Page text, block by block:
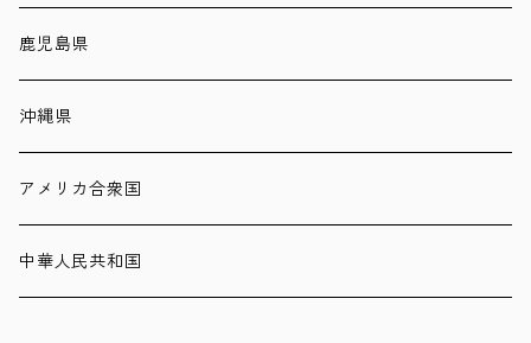
鹿児島県
沖縄県
アメリカ合衆国
中華人民共和国